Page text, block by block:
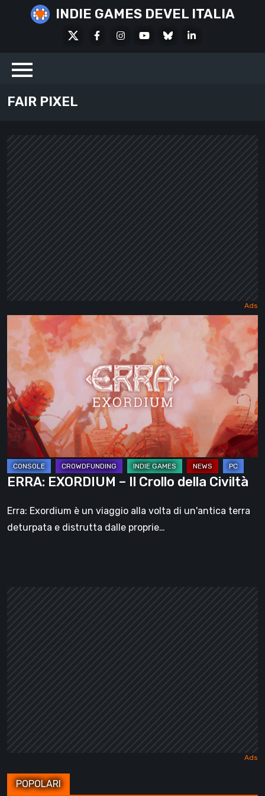
INDIE GAMES DEVEL ITALIA
FacebookInstagramYoutubeBlueskyLinkedIn
FAIR PIXEL
ERRA:
EXORDIUM
–
Crollo
della
Civiltà
ERRA: EXORDIUM – Il Crollo della Civiltà
Erra: Exordium è un viaggio alla volta di un'antica terra
deturpata e distrutta dalle proprie…
POPOLARI